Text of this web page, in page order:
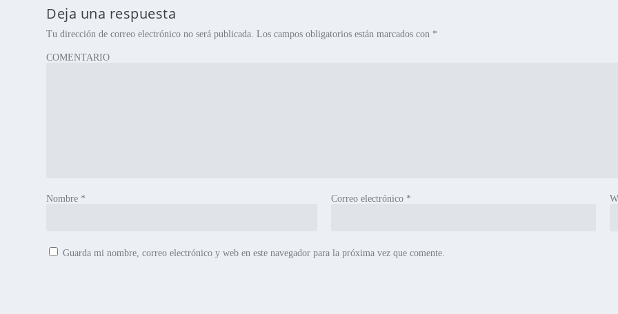
Deja una respuesta
Tu dirección de correo electrónico no será publicada. Los campos obligatorios están marcados con *
COMENTARIO
Nombre * Correo electrónico *
Guarda mi nombre, correo electrónico y web en este navegador para la próxima vez que comente.